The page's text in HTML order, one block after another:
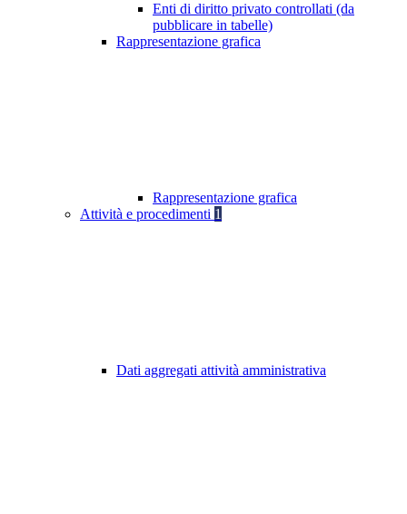
Enti di diritto privato controllati (da
pubblicare in tabelle)
Rappresentazione grafica
Rappresentazione grafica
Attività e procedimenti 1
Dati aggregati attività amministrativa